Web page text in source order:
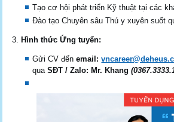
Tạo cơ hội phát triển Kỹ thuật tại các
Đào tạo Chuyên sâu Thú y xuyên suốt
Hình thức Ứng tuyển:
Gửi CV đếnemail:
quaSĐT / Zalo: Mr. Khang